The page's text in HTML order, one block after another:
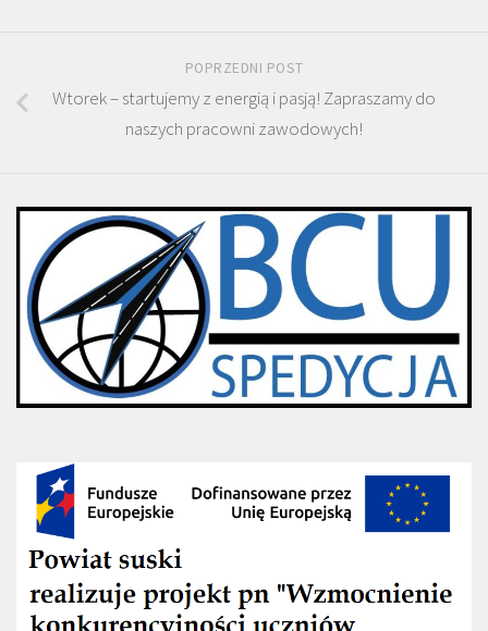
POPRZEDNI POST
Wtorek – startujemy z energią i pasją! Zapraszamy do
naszych pracowni zawodowych!